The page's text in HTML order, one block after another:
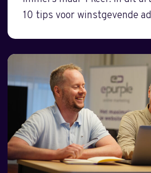
10 tips voor winstgevende